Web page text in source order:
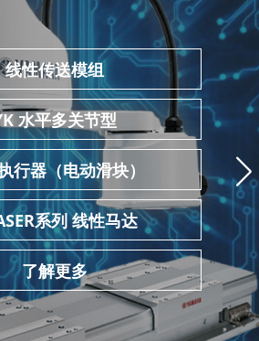
线性传送模组
水平多关节型
行器（电动滑块）
系列 线性马达
了解更多